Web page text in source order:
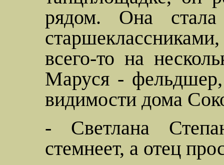
рядом. Она
всего-то на
Маруся -
видимости дома
- Светлана
стемнеет, а отец